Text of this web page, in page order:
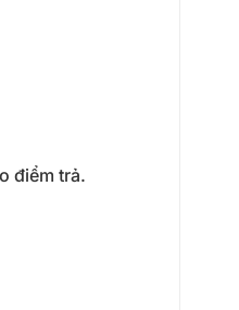
điểm trả.